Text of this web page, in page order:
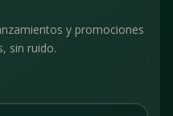
y promociones
sin ruido.